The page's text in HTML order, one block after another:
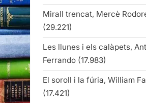
Mirall trencat, Mercè
(29.221)
Les llunes i els calàpets,
Ferrando (17.983)
El soroll i la fúria, William
(17.421)